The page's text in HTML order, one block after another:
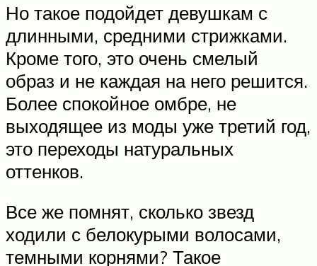
Но такое подойдет девушкам с
длинными, средними стрижками.
Кроме того, это очень смелый
образ и не каждая на него решится.
Более спокойное омбре, не
выходящее из моды уже третий год,
это переходы натуральных
оттенков.
Все же помнят, сколько звезд
ходили с белокурыми волосами,
темными корнями? Такое